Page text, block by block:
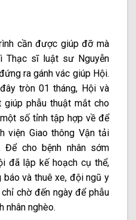
cần được giúp đỡ mà
Thạc sĩ luật sư Nguyễn
ra gánh vác giúp Hội.
tròn 01 tháng, Hội và
giúp phẫu thuật mắt cho
số tỉnh tập hợp về để
viện Giao thông Vận tải
Để cho bệnh nhân sớm
đã lập kế hoạch cụ thể,
báo và thuê xe, đội ngũ y
chờ đến ngày để phẫu
nhân nghèo.